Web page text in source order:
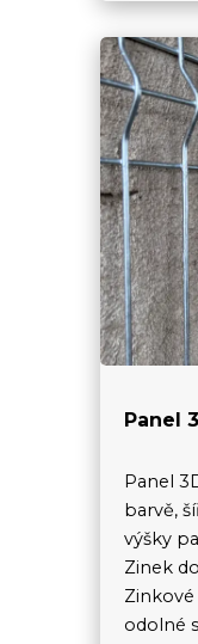
Panel
Panel
barvě,
výšky
Zinek
Zinkové
odolné